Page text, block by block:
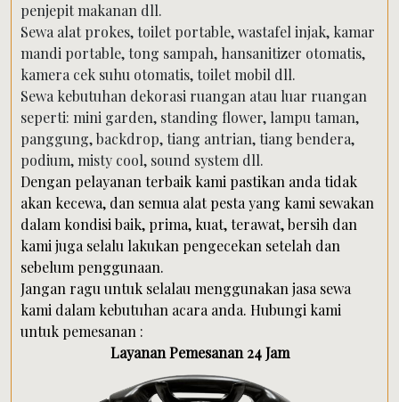
penjepit makanan dll.
Sewa alat prokes, toilet portable, wastafel injak, kamar
mandi portable, tong sampah, hansanitizer otomatis,
kamera cek suhu otomatis, toilet mobil dll.
Sewa kebutuhan dekorasi ruangan atau luar ruangan
seperti: mini garden, standing flower, lampu taman,
panggung, backdrop, tiang antrian, tiang bendera,
podium, misty cool, sound system dll.
Dengan pelayanan terbaik kami pastikan anda tidak
akan kecewa, dan semua alat pesta yang kami sewakan
dalam kondisi baik, prima, kuat, terawat, bersih dan
kami juga selalu lakukan pengecekan setelah dan
sebelum penggunaan.
Jangan ragu untuk selalau menggunakan jasa sewa
kami dalam kebutuhan acara anda. Hubungi kami
untuk pemesanan :
Layanan Pemesanan 24 Jam